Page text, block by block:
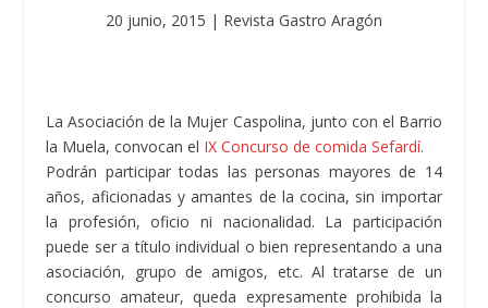
20 junio, 2015 | Revista Gastro Aragón
La Asociación de la Mujer Caspolina, junto con el Barrio
la Muela, convocan el IX Concurso de comida Sefardí.
Podrán participar todas las personas mayores de 14
años, aficionadas y amantes de la cocina, sin importar
la profesión, oficio ni nacionalidad. La participación
puede ser a título individual o bien representando a una
asociación, grupo de amigos, etc. Al tratarse de un
concurso amateur, queda expresamente prohibida la